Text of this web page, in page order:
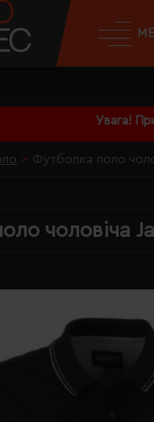
Увага!
Футболка поло
чоловіча